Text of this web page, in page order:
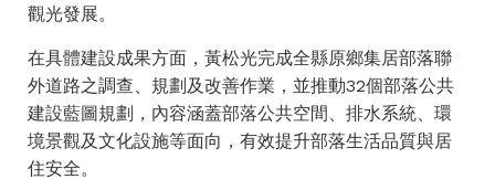
觀光發展。
在具體建設成果方面，黃松光完成全縣原鄉集居部落聯
外道路之調查、規劃及改善作業，並推動32個部落公共
建設藍圖規劃，內容涵蓋部落公共空間、排水系統、環
境景觀及文化設施等面向，有效提升部落生活品質與居
住安全。